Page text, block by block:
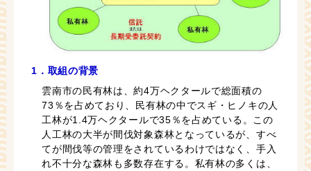
1．取組の背景
雲南市の民有林は、約4万ヘクタールで総面積の
73％を占めており、民有林の中でスギ・ヒノキの人
工林が1.4万ヘクタールで35％を占めている。この
人工林の大半が間伐対象森林となっているが、すべ
てが間伐等の管理をされているわけではなく、手入
れ不十分な森林も多数存在する。私有林の多くは、